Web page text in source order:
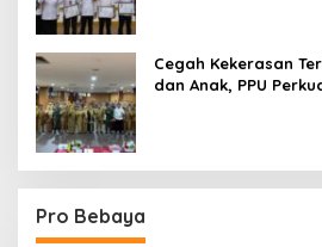
Cegah Kekerasan
dan Anak, PPU
Pro Bebaya